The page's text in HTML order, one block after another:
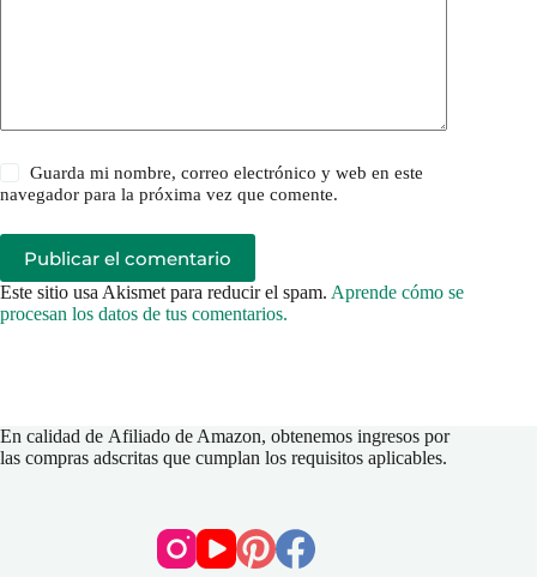
Guarda mi nombre, correo electrónico y web en este
navegador para la próxima vez que comente.
Publicar el comentario
Este sitio usa Akismet para reducir el spam. Aprende cómo se
procesan los datos de tus comentarios.
En calidad de Afiliado de Amazon, obtenemos ingresos por
las compras adscritas que cumplan los requisitos aplicables.